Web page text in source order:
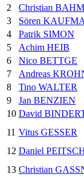
2
Christian
3
Sören
4
Patrik SIMON
5
Achim HEIB
6
Nico BETTGE
7
Andreas
8
Tino WALTER
9
Jan BENZIEN
10 David
11 Vitus GESSER
12 Daniel
13 Christian